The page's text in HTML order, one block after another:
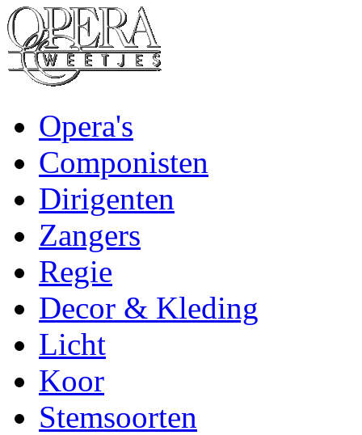
Opera's
Componisten
Dirigenten
Zangers
Regie
Decor & Kleding
Licht
Koor
Stemsoorten